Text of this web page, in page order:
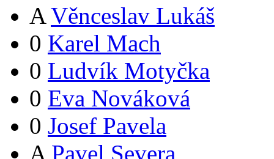
A Věnceslav Lukáš
0 Karel Mach
0 Ludvík Motyčka
0 Eva Nováková
0 Josef Pavela
A Pavel Severa